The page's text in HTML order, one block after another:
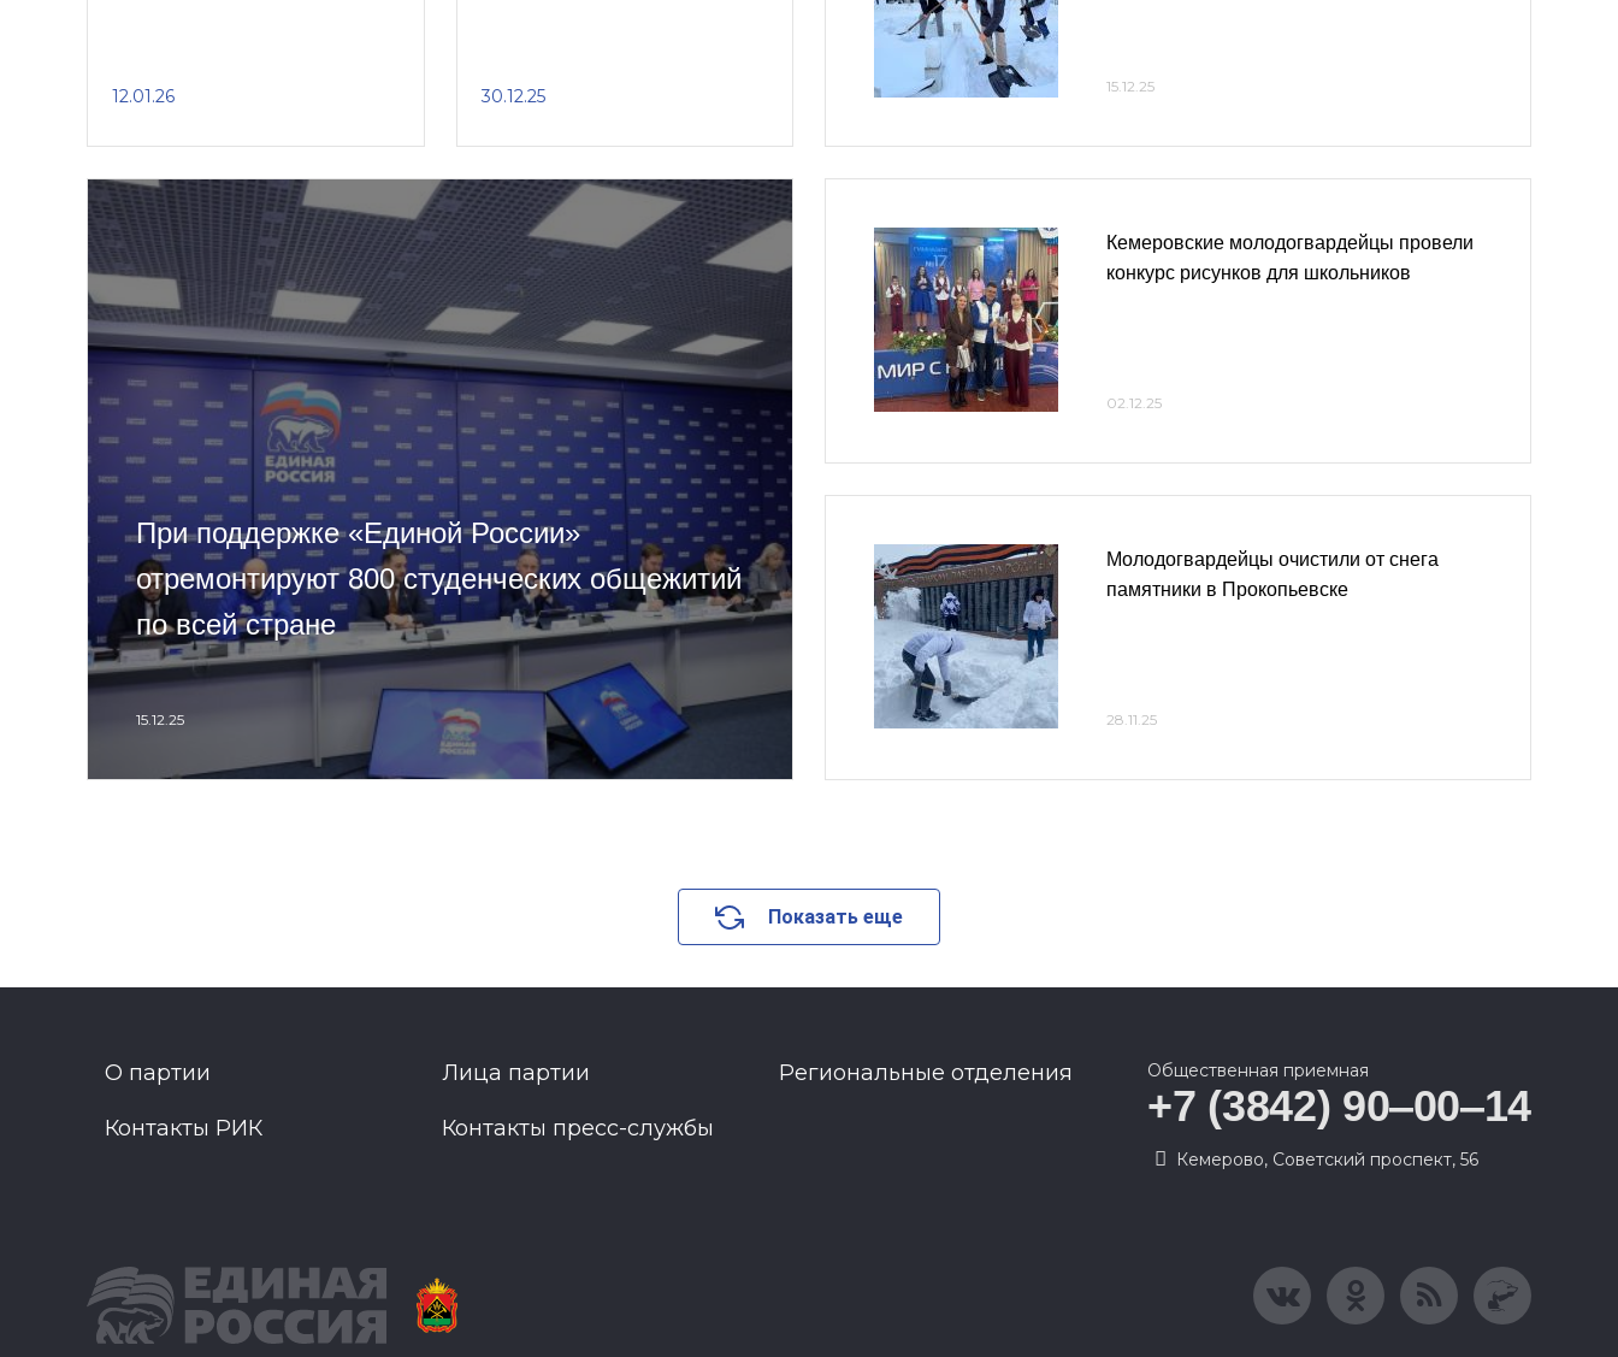
12.01.26 30.12.25 15.12.25
При поддержке «Единой России»
отремонтируют 800 студенческих общежитий
по всей стране
15.12.25
Кемеровские молодогвардейцы провели
конкурс рисунков для школьников
02.12.25
Молодогвардейцы очистили от снега
памятники в Прокопьевске
28.11.25
Показать еще
О партии Лица партии Региональные отделения
Контакты РИК Контакты пресс-службы
Общественная приемная
+7 (3842) 90‒00‒14
​Кемерово, Советский проспект, 56